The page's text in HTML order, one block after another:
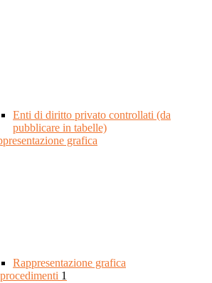
Enti di diritto privato controllati (da
pubblicare in tabelle)
grafica
Rappresentazione grafica
1